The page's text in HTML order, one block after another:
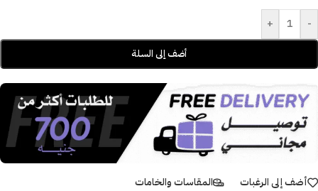
-
+
أضف إلى السلة
أضف إلى الرغبات المقاسات والخامات